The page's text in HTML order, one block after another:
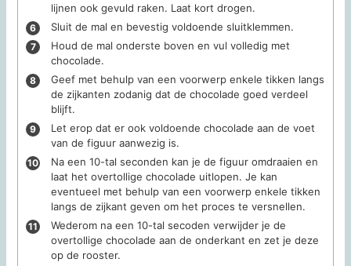
lijnen ook gevuld raken. Laat kort drogen.
Sluit de mal en bevestig voldoende sluitklemmen.
Houd de mal onderste boven en vul volledig met
chocolade.
Geef met behulp van een voorwerp enkele tikken langs
de zijkanten zodanig dat de chocolade goed verdeel
blijft.
Let erop dat er ook voldoende chocolade aan de voet
van de figuur aanwezig is.
Na een 10-tal seconden kan je de figuur omdraaien en
laat het overtollige chocolade uitlopen. Je kan
eventueel met behulp van een voorwerp enkele tikken
langs de zijkant geven om het proces te versnellen.
Wederom na een 10-tal secoden verwijder je de
overtollige chocolade aan de onderkant en zet je deze
op de rooster.